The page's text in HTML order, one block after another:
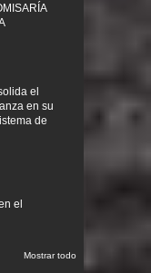
el
en su
de
el
Mostrar todo